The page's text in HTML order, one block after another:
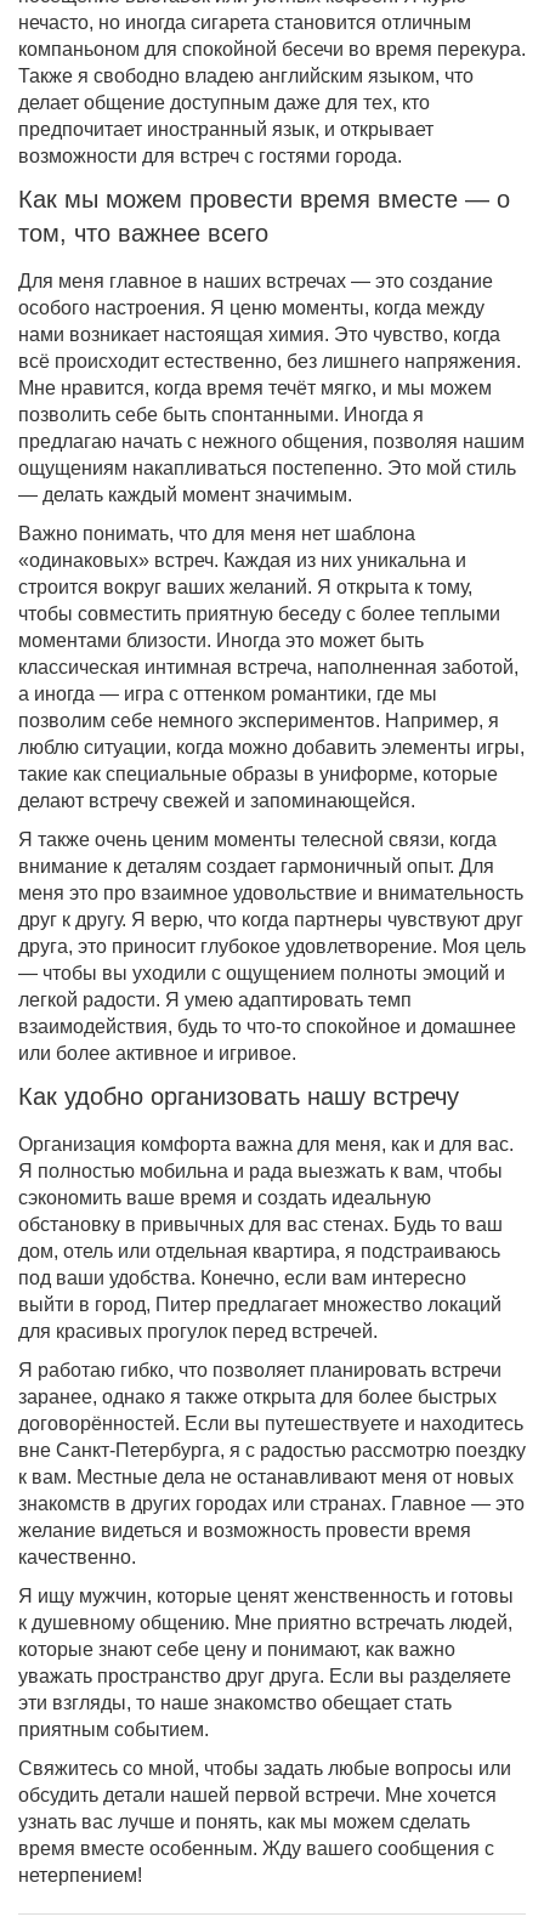
нечасто, но иногда сигарета становится отличным
компаньоном для спокойной бесечи во время перекура.
Также я свободно владею английским языком, что
делает общение доступным даже для тех, кто
предпочитает иностранный язык, и открывает
возможности для встреч с гостями города.
Как мы можем провести время вместе — о
том, что важнее всего
Для меня главное в наших встречах — это создание
особого настроения. Я ценю моменты, когда между
нами возникает настоящая химия. Это чувство, когда
всё происходит естественно, без лишнего напряжения.
Мне нравится, когда время течёт мягко, и мы можем
позволить себе быть спонтанными. Иногда я
предлагаю начать с нежного общения, позволяя нашим
ощущениям накапливаться постепенно. Это мой стиль
— делать каждый момент значимым.
Важно понимать, что для меня нет шаблона
«одинаковых» встреч. Каждая из них уникальна и
строится вокруг ваших желаний. Я открыта к тому,
чтобы совместить приятную беседу с более теплыми
моментами близости. Иногда это может быть
классическая интимная встреча, наполненная заботой,
а иногда — игра с оттенком романтики, где мы
позволим себе немного экспериментов. Например, я
люблю ситуации, когда можно добавить элементы игры,
такие как специальные образы в униформе, которые
делают встречу свежей и запоминающейся.
Я также очень ценим моменты телесной связи, когда
внимание к деталям создает гармоничный опыт. Для
меня это про взаимное удовольствие и внимательность
друг к другу. Я верю, что когда партнеры чувствуют друг
друга, это приносит глубокое удовлетворение. Моя цель
— чтобы вы уходили с ощущением полноты эмоций и
легкой радости. Я умею адаптировать темп
взаимодействия, будь то что-то спокойное и домашнее
или более активное и игривое.
Как удобно организовать нашу встречу
Организация комфорта важна для меня, как и для вас.
Я полностью мобильна и рада выезжать к вам, чтобы
сэкономить ваше время и создать идеальную
обстановку в привычных для вас стенах. Будь то ваш
дом, отель или отдельная квартира, я подстраиваюсь
под ваши удобства. Конечно, если вам интересно
выйти в город, Питер предлагает множество локаций
для красивых прогулок перед встречей.
Я работаю гибко, что позволяет планировать встречи
заранее, однако я также открыта для более быстрых
договорённостей. Если вы путешествуете и находитесь
вне Санкт-Петербурга, я с радостью рассмотрю поездку
к вам. Местные дела не останавливают меня от новых
знакомств в других городах или странах. Главное — это
желание видеться и возможность провести время
качественно.
Я ищу мужчин, которые ценят женственность и готовы
к душевному общению. Мне приятно встречать людей,
которые знают себе цену и понимают, как важно
уважать пространство друг друга. Если вы разделяете
эти взгляды, то наше знакомство обещает стать
приятным событием.
Свяжитесь со мной, чтобы задать любые вопросы или
обсудить детали нашей первой встречи. Мне хочется
узнать вас лучше и понять, как мы можем сделать
время вместе особенным. Жду вашего сообщения с
нетерпением!